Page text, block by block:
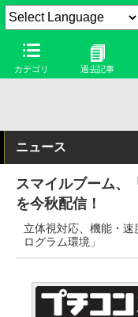
カテゴリ 過去記事
ニュース
スマイルブーム、
を今秋配信！
立体視対応、機能・
ログラム環境」